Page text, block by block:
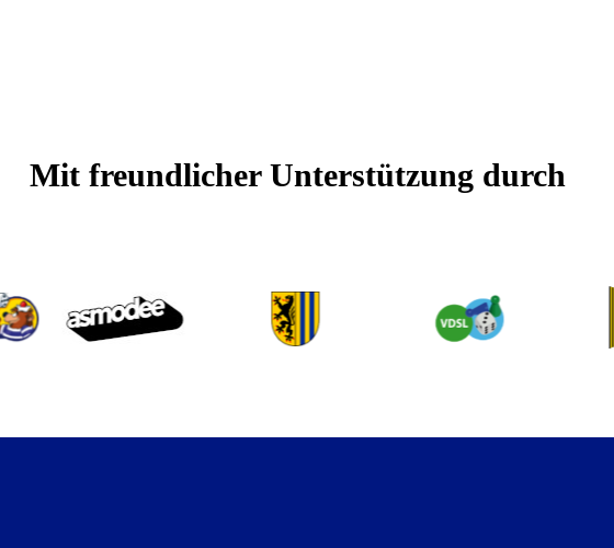
Mit freundlicher Unterstützung durch